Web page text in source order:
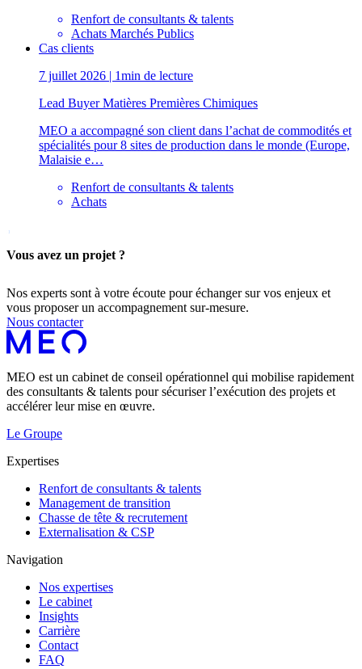
Renfort de consultants & talents
Achats Marchés Publics
Cas clients
7 juillet 2026 | 1min de lecture
Lead Buyer Matières Premières Chimiques
MEO a accompagné son client dans l’achat de commodités et
spécialités pour 8 sites de production dans le monde (Europe,
Malaisie e…
Renfort de consultants & talents
Achats
Vous avez un projet ?
Nos experts sont à votre écoute pour échanger sur vos enjeux et
vous proposer un accompagnement sur-mesure.
Nous contacter
MEO est un cabinet de conseil opérationnel qui mobilise rapidement
des consultants & talents pour sécuriser l’exécution des projets et
accélérer leur mise en œuvre.
Le Groupe
Expertises
Renfort de consultants & talents
Management de transition
Chasse de tête & recrutement
Externalisation & CSP
Navigation
Nos expertises
Le cabinet
Insights
Carrière
Contact
FAQ